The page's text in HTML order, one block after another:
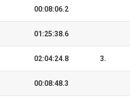
00:08:06.2
01:25:38.6
02:04:24.8 3.
00:08:48.3